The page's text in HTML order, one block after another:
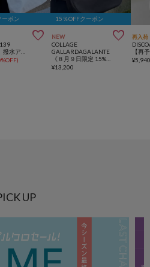
ーポン

)
15％OFFクーポン
NEW 
COLLAGE
GALLARDAGALANTE
《８月９日限定 15%OFF》【強撥水/人気デザイン】強撥水ナイロンショルダーバッグ
¥13,200
再入荷
¥
UP